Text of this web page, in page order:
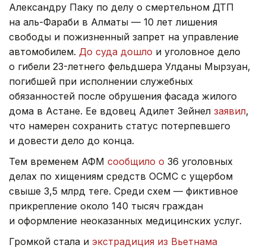
Александру Паку по делу о смертельном ДТП
на аль-Фараби в Алматы — 10 лет лишения
свободы и пожизненный запрет на управление
автомобилем. До суда дошло и уголовное дело
о гибели 23-летнего фельдшера Улданы Мырзуан,
погибшей при исполнении служебных
обязанностей после обрушения фасада жилого
дома в Астане. Ее вдовец Адилет Зейнел заявил,
что намерен сохранить статус потерпевшего
и довести дело до конца.
Тем временем АФМ сообщило о 36 уголовных
делах по хищениям средств ОСМС с ущербом
свыше 3,5 млрд теңге. Среди схем — фиктивное
прикрепление около 140 тысяч граждан
и оформление неоказанных медицинских услуг.
Громкой стала и экстрадиция из Вьетнама